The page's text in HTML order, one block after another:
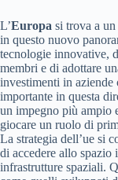
L’Europa si trova a
in questo nuovo
tecnologie innovative,
membri e di adottare
investimenti in aziende
importante in questa
un impegno più ampio
giocare un ruolo di
La strategia dell’ue si
di accedere allo spazio
infrastrutture spaziali.